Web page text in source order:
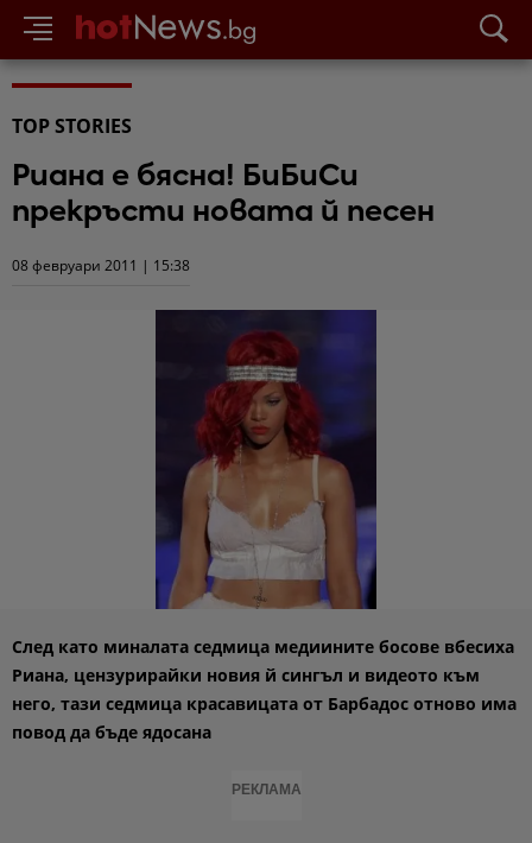
TOP STORIES
Риана е бясна! БиБиСи
прекръсти новата й песен
08 февруари 2011 | 15:38
След като миналата седмица медиините босове вбесиха
Риана, цензурирайки новия й сингъл и видеото към
него, тази седмица красавицата от Барбадос отново има
повод да бъде ядосана
РЕКЛАМА